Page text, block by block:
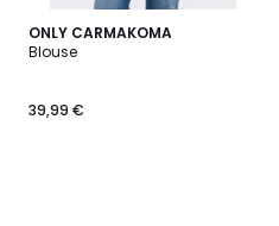
ONLY CARMAKOMA
Blouse
39,99 €